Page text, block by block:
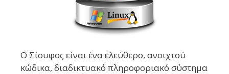
Ο Σίσυφος είναι ένα ελεύθερο, ανοιχτού
κώδικα, διαδικτυακό πληροφοριακό σύστημα